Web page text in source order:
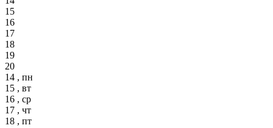
15
16
17
18
19
20
14 , пн
15 , вт
16 , ср
17 , чт
18 , пт